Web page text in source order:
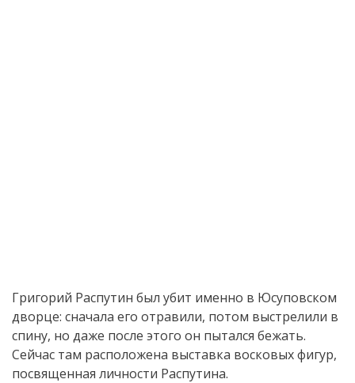
Григорий Распутин был убит именно в Юсуповском
дворце: сначала его отравили, потом выстрелили в
спину, но даже после этого он пытался бежать.
Сейчас там расположена выставка восковых фигур,
посвященная личности Распутина.